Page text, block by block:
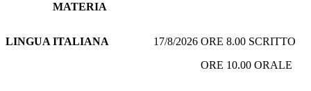
MATERIA
LINGUA ITALIANA
17/8/2026 ORE 8.00 SCRITTO
ORE 10.00 ORALE